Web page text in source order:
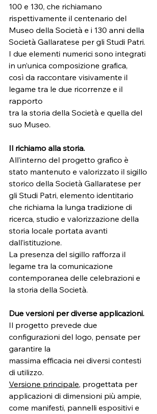
100 e 130, che richiamano
rispettivamente il centenario del
Museo della Società e i 130 anni della
Società Gallaratese per gli Studi Patri.
I due elementi numerici sono integrati
in un’unica composizione grafica,
così da raccontare visivamente il
legame tra le due ricorrenze e il
rapporto
tra la storia della Società e quella del
suo Museo.
Il richiamo alla storia.
All’interno del progetto grafico è
stato mantenuto e valorizzato il sigillo
storico della Società Gallaratese per
gli Studi Patri, elemento identitario
che richiama la lunga tradizione di
ricerca, studio e valorizzazione della
storia locale portata avanti
dall’istituzione.
La presenza del sigillo rafforza il
legame tra la comunicazione
contemporanea delle celebrazioni e
la storia della Società.
Due versioni per diverse applicazioni.
Il progetto prevede due
configurazioni del logo, pensate per
garantire la
massima efficacia nei diversi contesti
di utilizzo.
Versione principale, progettata per
applicazioni di dimensioni più ampie,
come manifesti, pannelli espositivi e